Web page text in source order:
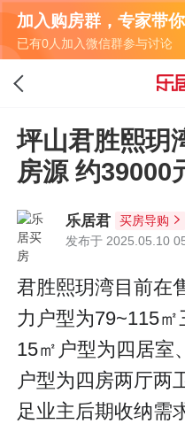
加入购房群，专家带
已有0人加入微信群参与讨论
坪山君胜熙玥
房源 约39000
乐居君
买房导购
发布于 2025.05.10
君胜熙玥湾目前在
力户型为79~115
15㎡户型为四居室
户型为四房两厅两
足业主后期收纳需